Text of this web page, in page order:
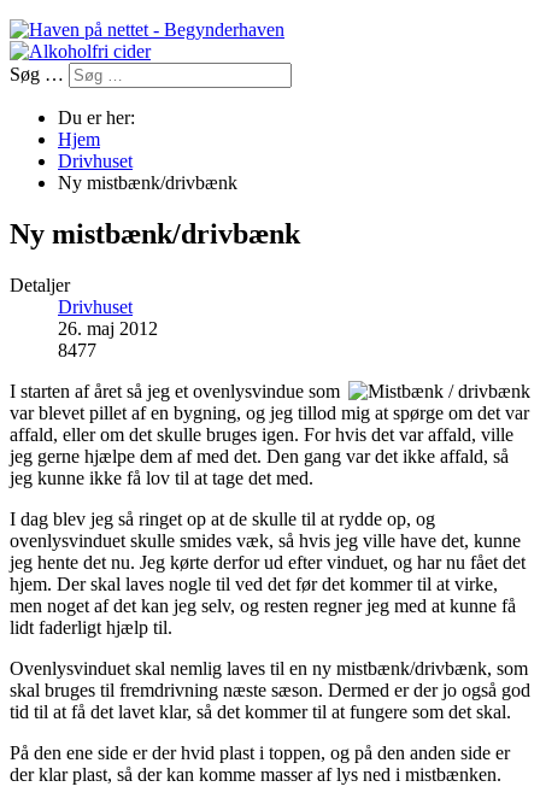
Søg …
Du er her:
Hjem
Drivhuset
Ny mistbænk/drivbænk
Ny mistbænk/drivbænk
Detaljer
Drivhuset
26. maj 2012
8477
I starten af året så jeg et ovenlysvindue som
var blevet pillet af en bygning, og jeg tillod mig at spørge om det var
affald, eller om det skulle bruges igen. For hvis det var affald, ville
jeg gerne hjælpe dem af med det. Den gang var det ikke affald, så
jeg kunne ikke få lov til at tage det med.
I dag blev jeg så ringet op at de skulle til at rydde op, og
ovenlysvinduet skulle smides væk, så hvis jeg ville have det, kunne
jeg hente det nu. Jeg kørte derfor ud efter vinduet, og har nu fået det
hjem. Der skal laves nogle til ved det før det kommer til at virke,
men noget af det kan jeg selv, og resten regner jeg med at kunne få
lidt faderligt hjælp til.
Ovenlysvinduet skal nemlig laves til en ny mistbænk/drivbænk, som
skal bruges til fremdrivning næste sæson. Dermed er der jo også god
tid til at få det lavet klar, så det kommer til at fungere som det skal.
På den ene side er der hvid plast i toppen, og på den anden side er
der klar plast, så der kan komme masser af lys ned i mistbænken.